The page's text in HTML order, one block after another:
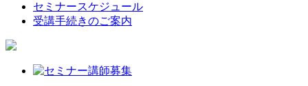
セミナースケジュール
受講手続きのご案内